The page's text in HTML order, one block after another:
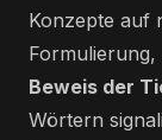
Konzepte auf
Beweis der
Wörtern